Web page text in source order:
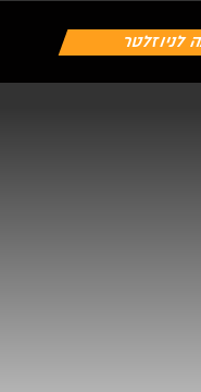
לניוזלטר